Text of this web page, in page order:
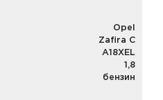
Opel
Zafira C
A18XEL
1,8
бензин